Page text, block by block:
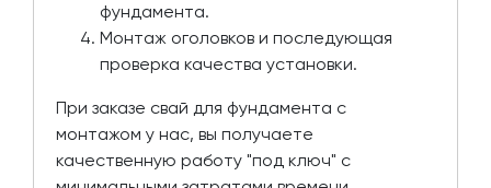
фундамента.
Монтаж оголовков и последующая
проверка качества установки.
При заказе свай для фундамента с
монтажом у нас, вы получаете
качественную работу "под ключ" с